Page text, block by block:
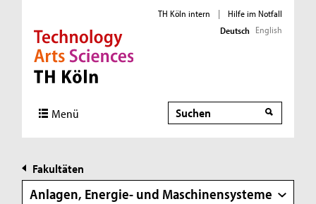
Direkt zur Hauptnavigation
Direkt zur Subnavigation
Direkt zum Inhalt
Direkt zum Fußbereich
TH Köln intern |
Hilfe im Notfall
Deutsch English
Menü Suche
Suche
Fakultäten
Anlagen, Energie- und Maschinensysteme